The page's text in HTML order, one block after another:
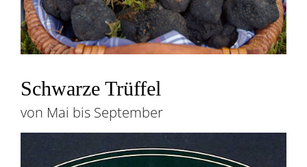
Schwarze Trüffel
von Mai bis September